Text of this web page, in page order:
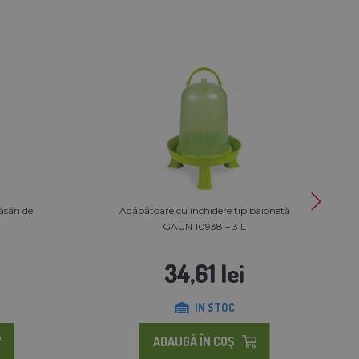
de
Adăpătoare cu închidere tip baionetă
GAUN 10938 – 3 L
34,61 lei
IN STOC
ADAUGĂ ÎN COŞ